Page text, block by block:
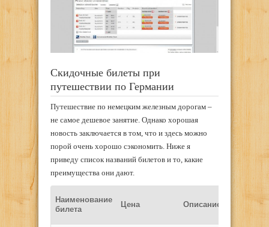
Скидочные билеты при
путешествии по Германии
Путешествие по немецким железным дорогам –
не самое дешевое занятие. Однако хорошая
новость заключается в том, что и здесь можно
порой очень хорошо сэкономить. Ниже я
приведу список названий билетов и то, какие
преимущества они дают.
Наименование
билета
Цена Описание
В